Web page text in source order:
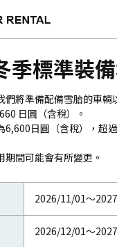
季標準裝
將準備配備雪胎的車輛
日圓（含稅）。
日圓（含稅），超
間可能會有所變更。
2026/11/01～
2026/12/01～